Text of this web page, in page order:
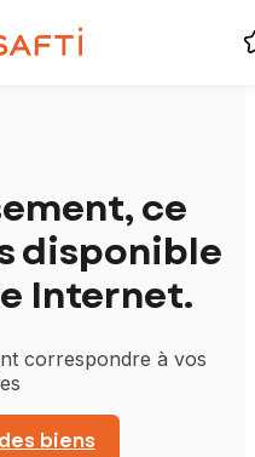
ce
disponible
Internet.
correspondre à vos
biens